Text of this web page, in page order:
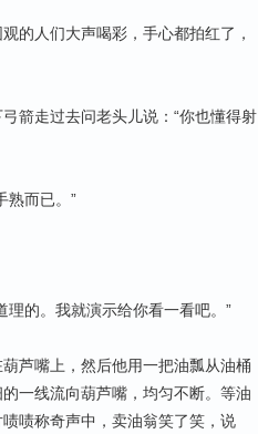
人们大声喝彩，手心都拍红了，
箭走过去问老头儿说：“你也懂得射
而已。”
的。我就演示给你看一看吧。”
芦嘴上，然后他用一把油瓢从油桶
一线流向葫芦嘴，均匀不断。等油
啧称奇声中，卖油翁笑了笑，说